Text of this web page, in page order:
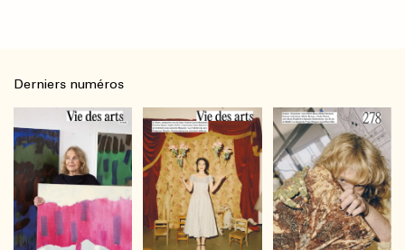
Derniers numéros